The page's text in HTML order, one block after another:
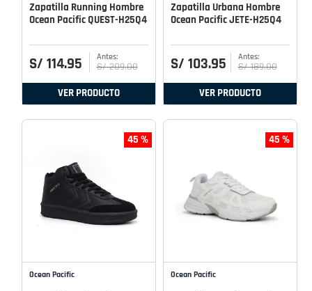
Zapatilla Running Hombre
Ocean Pacific QUEST-H25Q4
S/ 114.95 S/ 209.00
VER PRODUCTO
Zapatilla Urbana Hombre
Ocean Pacific JETE-H25Q4
S/ 103.95 S/ 189.00
VER PRODUCTO
45 %
Ocean Pacific
45 %
Ocean Pacific